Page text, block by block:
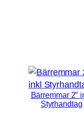
Bärremmar 2″
Styrhandtag